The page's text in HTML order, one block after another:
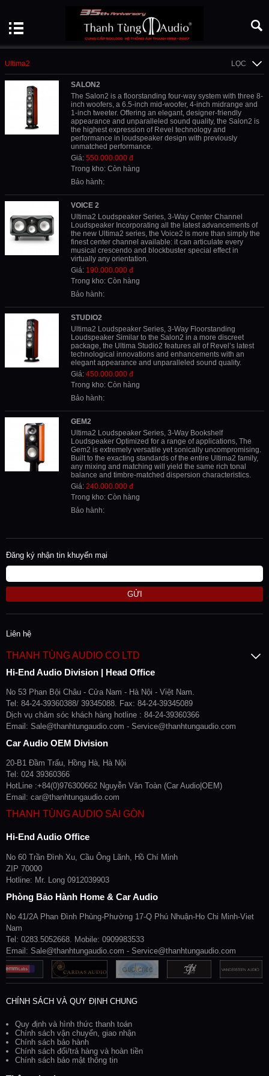
Ultima2 LỌC
SALON2
The Salon2 is a floorstanding four-way system with three 8-
inch woofers, a 6.5-inch mid-woofer, 4-inch midrange and
1-inch tweeter. Offering an elegant, designer-friendly
appearance and unparalleled sound quality, the Salon2 is
the highest expression of Revel technology and
performance in loudspeaker design with previously
unmatched performance.
Giá: 550.000.000 đ
Trong kho: Còn hàng
Bảo hành:
VOICE 2
Ultima2 Loudspeaker Series, 3-Way Center Channel
Loudspeaker Incorporating all the latest advancements of
the new Ultima2 series, the Voice2 is more than simply the
finest center channel available: it can articulate every
musical crescendo and blockbuster special effect in
virtually any orientation.
Giá: 190.000.000 đ
Trong kho: Còn hàng
Bảo hành:
STUDIO2
Ultima2 Loudspeaker Series, 3-Way Floorstanding
Loudspeaker Similar to the Salon2 in a more discreet
package, the Ultima Studio2 features all of Revel’s latest
technological innovations and enhancements with an
elegant appearance and unparalleled sound quality.
Giá: 450.000.000 đ
Trong kho: Còn hàng
Bảo hành:
GEM2
Ultima2 Loudspeaker Series, 3-Way Bookshelf
Loudspeaker Optimized for a range of applications, The
Gem2 is extremely versatile yet sonically uncompromising.
Built to the exacting standards of the entire Ultima2 family,
any mixing and matching will yield the same rich tonal
balance and timbre-matched dispersion characteristics.
Giá: 240.000.000 đ
Trong kho: Còn hàng
Bảo hành:
Đăng ký nhận tin khuyến mại
GỬI
Liên hệ
THANH TÙNG AUDIO CO LTD
Hi-End Audio Division | Head Office
No 53 Phan Bội Châu - Cửa Nam - Hà Nội - Việt Nam.
Tel: 84-24-39360388/ 39345088. Fax: 84-24-39345089
Dịch vụ chăm sóc khách hàng hotline : 84-24-39360366
Email: Sale@thanhtungaudio.com - Service@thanhtungaudio.com
Car Audio OEM Division
20-B1 Đầm Trấu, Hồng Hà, Hà Nội
Tel: 024 39360366
HotLine :+84(0)976300662 Nguyễn Văn Toàn (Car Audio|OEM)
Email: car@thanhtungaudio.com
THANH TÙNG AUDIO SÀI GÒN
Hi-End Audio Office
No 60 Trần Đình Xu, Cầu Ông Lãnh, Hồ Chí Minh
ZIP 70000
Hotline: Mr. Long 0912039903
Phòng Bảo Hành Home & Car Audio
No 41/2A Phan Đình Phùng-Phường 17-Q Phú Nhuận-Ho Chi Minh-Viet
Nam
Tel: 0283.5052668. Mobile: 0909983533
Email: Sale@thanhtungaudio.com - Service@thanhtungaudio.com
CHÍNH SÁCH VÀ QUY ĐỊNH CHUNG
Quy định và hình thức thanh toán
Chính sách vận chuyển, giao nhận
Chính sách bảo hành
Chính sách đổi/trả hàng và hoàn tiền
Chính sách bảo mật thông tin